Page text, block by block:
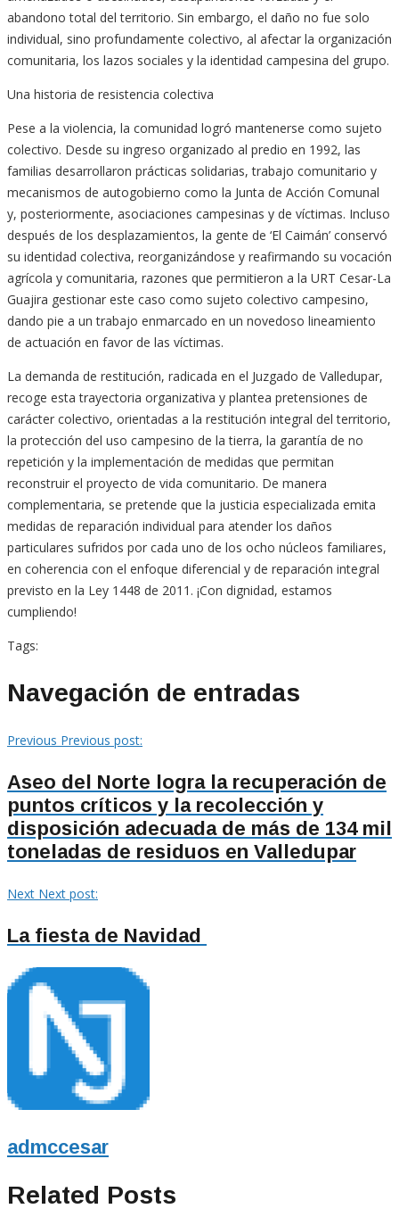
abandono total del territorio. Sin embargo, el daño no fue solo
individual, sino profundamente colectivo, al afectar la organización
comunitaria, los lazos sociales y la identidad campesina del grupo.
Una historia de resistencia colectiva
Pese a la violencia, la comunidad logró mantenerse como sujeto
colectivo. Desde su ingreso organizado al predio en 1992, las
familias desarrollaron prácticas solidarias, trabajo comunitario y
mecanismos de autogobierno como la Junta de Acción Comunal
y, posteriormente, asociaciones campesinas y de víctimas. Incluso
después de los desplazamientos, la gente de ‘El Caimán’ conservó
su identidad colectiva, reorganizándose y reafirmando su vocación
agrícola y comunitaria, razones que permitieron a la URT Cesar-La
Guajira gestionar este caso como sujeto colectivo campesino,
dando pie a un trabajo enmarcado en un novedoso lineamiento
de actuación en favor de las víctimas.
La demanda de restitución, radicada en el Juzgado de Valledupar,
recoge esta trayectoria organizativa y plantea pretensiones de
carácter colectivo, orientadas a la restitución integral del territorio,
la protección del uso campesino de la tierra, la garantía de no
repetición y la implementación de medidas que permitan
reconstruir el proyecto de vida comunitario. De manera
complementaria, se pretende que la justicia especializada emita
medidas de reparación individual para atender los daños
particulares sufridos por cada uno de los ocho núcleos familiares,
en coherencia con el enfoque diferencial y de reparación integral
previsto en la Ley 1448 de 2011. ¡Con dignidad, estamos
cumpliendo!
Tags:
Navegación de entradas
Previous Previous post:
Aseo del Norte logra la recuperación de
puntos críticos y la recolección y
disposición adecuada de más de 134 mil
toneladas de residuos en Valledupar
Next Next post:
La fiesta de Navidad
admccesar
Related Posts